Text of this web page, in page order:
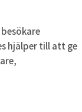
hjälper till att ge